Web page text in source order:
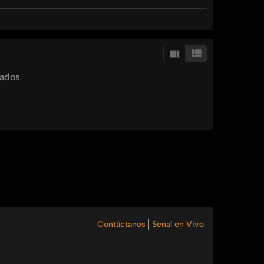
las lágrimas nublan el camino.
eleva el alma hasta el trono de la gracia.
y toda nuestra comunidad estarán orando
Contáctanos Señal en Vivo